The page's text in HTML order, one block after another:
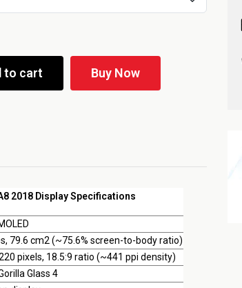
2018 Display Specifications
79.6 cm2 (~75.6% screen-to-body ratio)
pixels, 18.5:9 ratio (~441 ppi density)
Glass 4
to cart Buy Now